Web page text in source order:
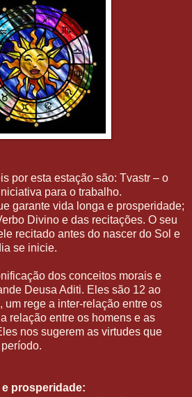
por esta estação são: Tvastr – o
para o trabalho.
garante vida longa e prosperidade;
Divino e das recitações. O seu
recitado antes do nascer do Sol e
se inicie.
dos conceitos morais e
Deusa Aditi. Eles são 12 ao
um rege a inter-relação entre os
relação entre os homens e as
nos sugerem as virtudes que
e prosperidade: